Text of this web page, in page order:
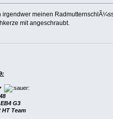
irgendwer meinen
mit angeschraubt.
G3
HT Team